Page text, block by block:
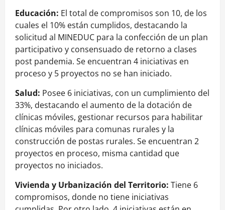
Educación: El total de compromisos son 10, de los
cuales el 10% están cumplidos, destacando la
solicitud al MINEDUC para la confección de un plan
participativo y consensuado de retorno a clases
post pandemia. Se encuentran 4 iniciativas en
proceso y 5 proyectos no se han iniciado.
Salud: Posee 6 iniciativas, con un cumplimiento del
33%, destacando el aumento de la dotación de
clínicas móviles, gestionar recursos para habilitar
clínicas móviles para comunas rurales y la
construcción de postas rurales. Se encuentran 2
proyectos en proceso, misma cantidad que
proyectos no iniciados.
Vivienda y Urbanización del Territorio: Tiene 6
compromisos, donde no tiene iniciativas